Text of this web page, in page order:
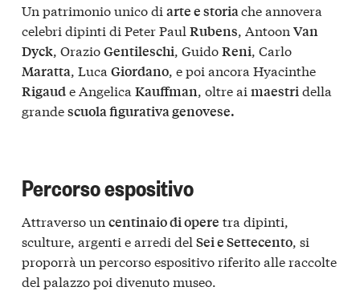
Un patrimonio unico di arte e storiache annovera
celebri dipinti di Peter Paul Rubens, Antoon Van
Dyck, OrazioGentileschi, GuidoReni, Carlo
Maratta, Luca Giordano, e poi ancora Hyacinthe
Rigaude Angelica Kauffman, oltre ai maestridella
grandescuola figurativa genovese.
Percorso espositivo
Attraverso un centinaio di opere tra dipinti,
sculture, argenti e arredi del Sei e Settecento, si
proporrà un percorso espositivo riferito alle raccolte
del palazzo poi divenuto museo.